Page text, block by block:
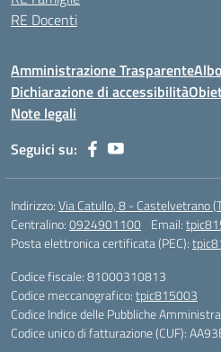
RE Docenti
Amministrazione Trasparente
Dichiarazione di accessibilità
Note legali
Seguici su:
Indirizzo:Via Catullo, 8 - Castelvetrano
Centralino:0924901100 Email:
Posta elettronica certificata (PEC):
Codice fiscale: 81000310813
Codice meccanografico:tpic815003
Codice Indice delle Pubbliche
Codice unico di fatturazione (CUF):